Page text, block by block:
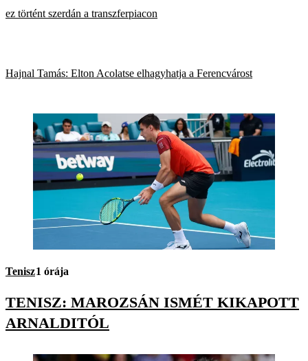
ez történt szerdán a transzferpiacon
Hajnal Tamás: Elton Acolatse elhagyhatja a Ferencvárost
Tenisz1 órája
TENISZ: MAROZSÁN ISMÉT KIKAPOTT
ARNALDITÓL